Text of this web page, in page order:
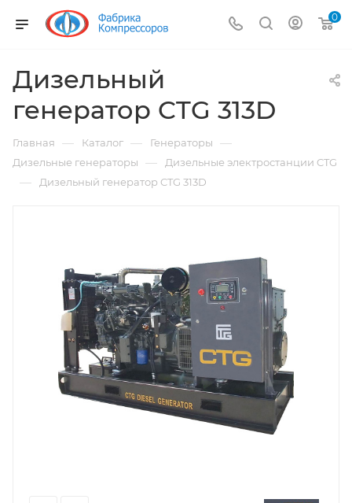
0
Дизельный
генератор CTG 313D
Главная — Каталог — Генераторы —
Дизельные генераторы — Дизельные электростанции CTG
— Дизельный генератор CTG 313D